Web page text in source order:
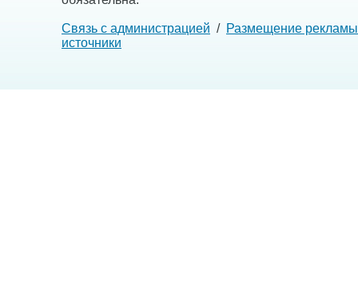
Связь с администрацией / Размещение рекламы
источники